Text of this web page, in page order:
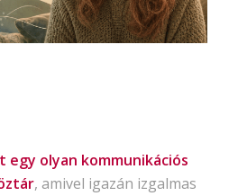
egy olyan kommunikációs
, amivel igazán izgalmas